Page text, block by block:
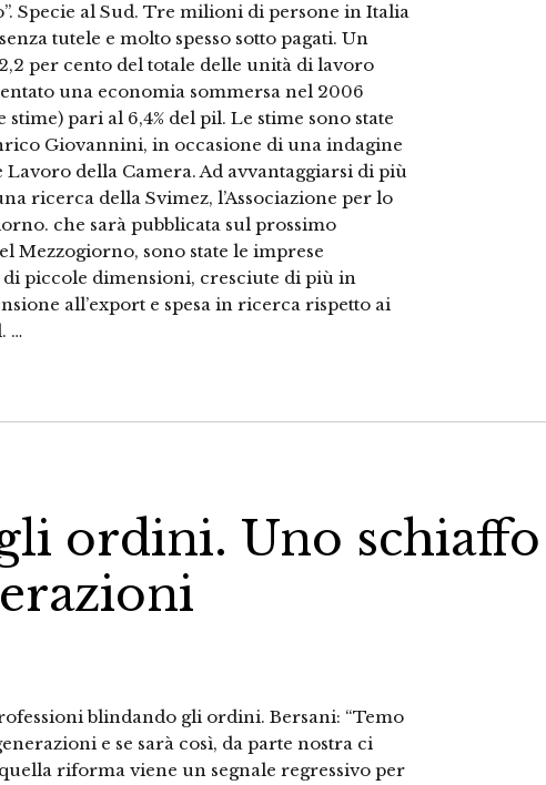
Specie al Sud. Tre milioni di persone in Italia
tutele e molto spesso sotto pagati. Un
per cento del totale delle unità di lavoro
una economia sommersa nel 2006
pari al 6,4% del pil. Le stime sono state
Giovannini, in occasione di una indagine
della Camera. Ad avvantaggiarsi di più
ricerca della Svimez, l’Associazione per lo
che sarà pubblicata sul prossimo
Mezzogiorno, sono state le imprese
piccole dimensioni, cresciute di più in
all’export e spesa in ricerca rispetto ai
…
ordini. Uno schiaffo
blindando gli ordini. Bersani: “Temo
e se sarà così, da parte nostra ci
riforma viene un segnale regressivo per